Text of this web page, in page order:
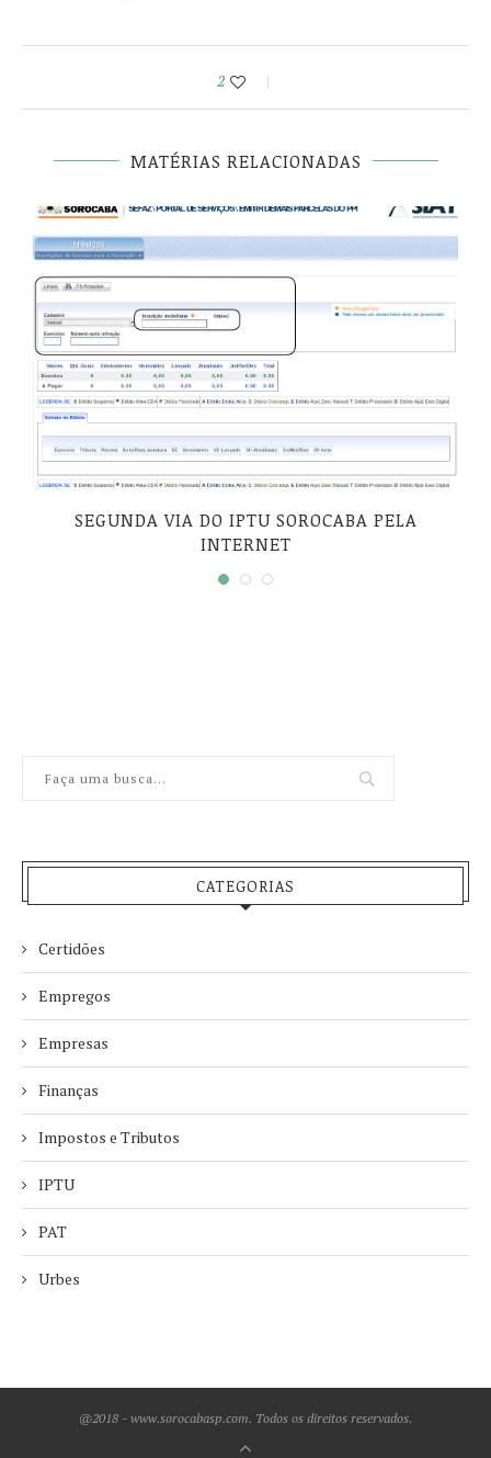
2
MATÉRIAS RELACIONADAS
SEGUNDA VIA DO IPTU SOROCABA PELA
INTERNET
CATEGORIAS
Certidões
Empregos
Empresas
Finanças
Impostos e Tributos
IPTU
PAT
Urbes
@2018 - www.sorocabasp.com. Todos os direitos reservados.